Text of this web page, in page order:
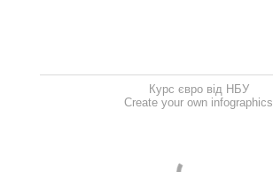
Курс євро від НБУ
Create your own infographics